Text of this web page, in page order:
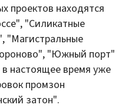
проектов находятся
"Силикатные
"Магистральные
"Южный порт"
настоящее время уже
промзон
затон".